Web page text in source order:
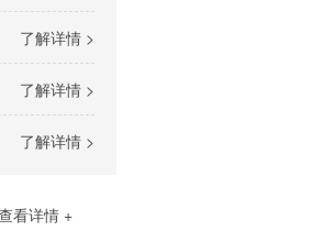
了解详情 >
了解详情 >
了解详情 >
看详情 +